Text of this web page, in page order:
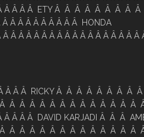
Â Â Â Â Â ETY Â Â Â Â Â Â Â Â
Â Â Â Â Â Â Â Â Â Â HONDA
Â Â Â Â Â Â Â Â Â Â Â Â Â Â Â Â Â
Â Â Â Â RICKY Â Â Â Â Â Â Â Â
Â Â Â Â Â Â Â Â Â Â Â Â Â
Â Â Â Â Â DAVID KARJADI Â Â Â
Â Â Â Â Â Â Â Â Â Â Â Â Â